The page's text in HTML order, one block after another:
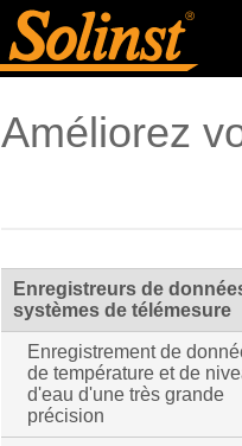
Améliorez
Enregistreurs de
systèmes de télémesure
Enregistrement de
de température et de
d'eau d'une très grande
précision